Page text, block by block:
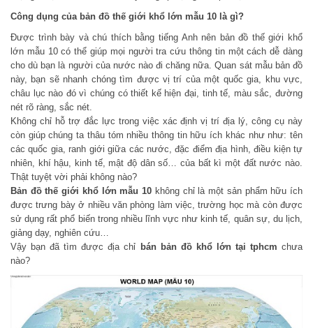
Công dụng của bản đồ thế giới khổ lớn mẫu 10 là gì?
Được trình bày và chú thích bằng tiếng Anh nên bản đồ thế giới khổ
lớn mẫu 10 có thể giúp mọi người tra cứu thông tin một cách dễ dàng
cho dù bạn là người của nước nào đi chăng nữa. Quan sát mẫu bản đồ
này, bạn sẽ nhanh chóng tìm được vị trí của một quốc gia, khu vực,
châu lục nào đó vì chúng có thiết kế hiện đại, tinh tế, màu sắc, đường
nét rõ ràng, sắc nét.
Không chỉ hỗ trợ đắc lực trong việc xác định vị trí địa lý, công cụ này
còn giúp chúng ta thâu tóm nhiều thông tin hữu ích khác như như: tên
các quốc gia, ranh giới giữa các nước, đặc điểm địa hình, điều kiện tự
nhiên, khí hậu, kinh tế, mật độ dân số… của bất kì một đất nước nào.
Thật tuyệt vời phải không nào?
Bản đồ thế giới khổ lớn mẫu 10 không chỉ là một sản phẩm hữu ích
được trưng bày ở nhiều văn phòng làm việc, trường học mà còn được
sử dụng rất phổ biến trong nhiều lĩnh vực như kinh tế, quân sự, du lịch,
giảng dạy, nghiên cứu…
Vậy bạn đã tìm được địa chỉ bán bản đồ khổ lớn tại tphcm chưa
nào?